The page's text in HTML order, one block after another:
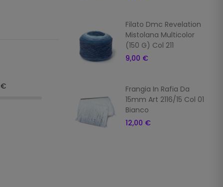
In Rafia
Filato Dmc Revelation
Mistolana Multicolor
(150 G) Col 211
9,00 €
Frangia In Rafia Da
15mm Art 2116/15 Col 01
Bianco
12,00 €